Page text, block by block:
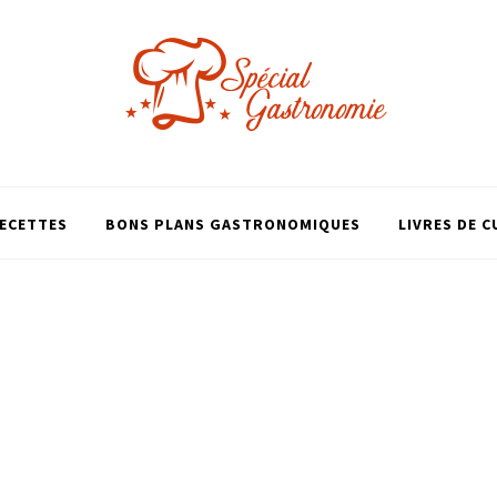
BONS PLANS GASTRONOMIQUES LIVRES DE